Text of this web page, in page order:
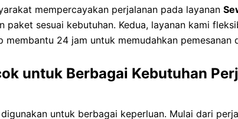
mempercayakan perjalanan pada layanan
sesuai kebutuhan. Kedua, layanan kami
membantu 24 jam untuk memudahkan pemesanan
untuk Berbagai Kebutuhan
untuk berbagai keperluan. Mulai dari